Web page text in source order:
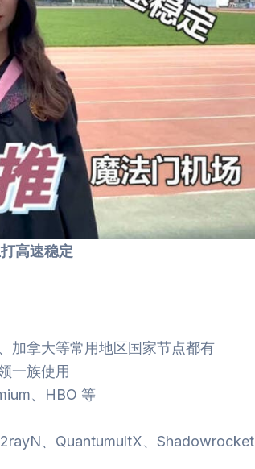
高速稳定
加拿大等常用地区国家节点都有
一族使用
、HBO 等
、QuantumultX、Shadowrocket